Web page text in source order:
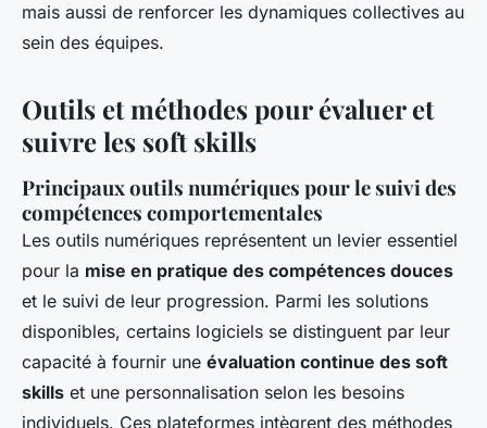
mais aussi de renforcer les dynamiques collectives au
sein des équipes.
Outils et méthodes pour évaluer et
suivre les soft skills
Principaux outils numériques pour le suivi des
compétences comportementales
Les outils numériques représentent un levier essentiel
pour la mise en pratique des compétences douces
et le suivi de leur progression. Parmi les solutions
disponibles, certains logiciels se distinguent par leur
capacité à fournir une évaluation continue des soft
skills et une personnalisation selon les besoins
individuels. Ces plateformes intègrent des méthodes